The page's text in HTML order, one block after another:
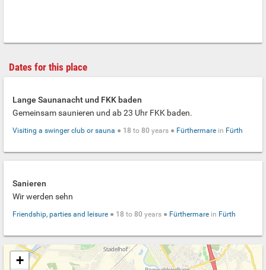
Dates for this place
Lange Saunanacht und FKK baden
Gemeinsam saunieren und ab 23 Uhr FKK baden.
Visiting a swinger club or sauna ● 18 to 80 years ● Fürthermare in Fürth
Sanieren
Wir werden sehn
Friendship, parties and leisure ● 18 to 80 years ● Fürthermare in Fürth
+